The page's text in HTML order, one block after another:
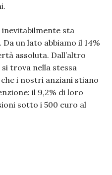
sta
un lato abbiamo il 14%
assoluta. Dall’altro
si trova nella stessa
i nostri anziani stiano
il 9,2% di loro
sotto i 500 euro al